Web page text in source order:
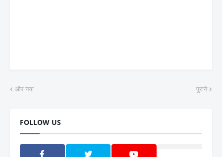
और नया पुराने
FOLLOW US